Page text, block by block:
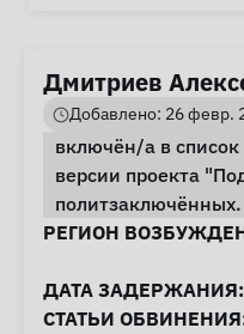
Дмитриев
Добавлено: 26 февр.
включён/а в
версии проекта
Информация
РЕГИОН
ДАТА ЗАДЕРЖАНИЯ:
СТАТЬИ